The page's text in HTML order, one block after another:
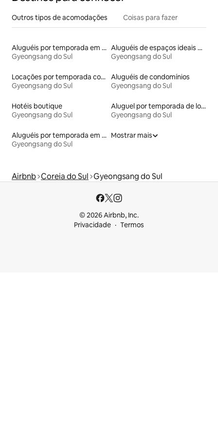
Outros tipos de acomodações Coisas para fazer
Aluguéis por temporada em acampamentos
Gyeongsang do Sul
Aluguéis de espaços ideais para famílias
Gyeongsang do Sul
Locações por temporada com piscina
Gyeongsang do Sul
Aluguéis de condomínios
Gyeongsang do Sul
Hotéis boutique
Gyeongsang do Sul
Aluguel por temporada de lofts
Gyeongsang do Sul
Aluguéis por temporada em resorts
Gyeongsang do Sul
Mostrar mais
Airbnb Coreia do Sul Gyeongsang do Sul
© 2026 Airbnb, Inc.
Privacidade
Termos